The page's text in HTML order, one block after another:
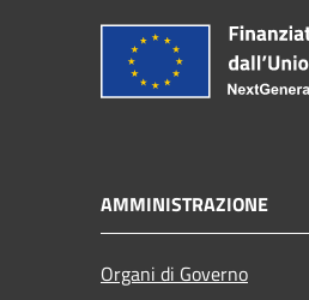
AMMINISTRAZIONE
Organi di Governo